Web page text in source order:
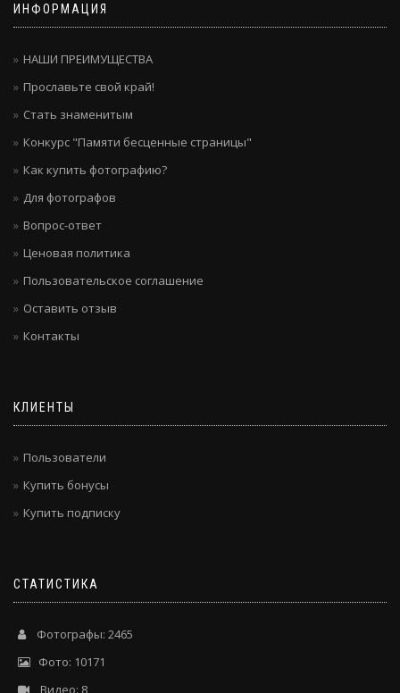
ИНФОРМАЦИЯ
НАШИ ПРЕИМУЩЕСТВА
Прославьте свой край!
Стать знаменитым
Конкурс "Памяти бесценные страницы"
Как купить фотографию?
Для фотографов
Вопрос-ответ
Ценовая политика
Пользовательское соглашение
Оставить отзыв
Контакты
КЛИЕНТЫ
Пользователи
Купить бонусы
Купить подписку
СТАТИСТИКА
Фотографы: 2465
Фото: 10171
Видео: 8